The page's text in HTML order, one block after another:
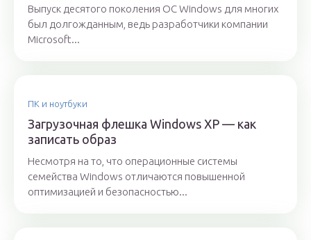
Выпуск десятого поколения OC Windows для многих
был долгожданным, ведь разработчики компании
Microsoft...
ПК и ноутбуки
Загрузочная флешка Windows XP — как
записать образ
Несмотря на то, что операционные системы
семейства Windows отличаются повышенной
оптимизацией и безопасностью...